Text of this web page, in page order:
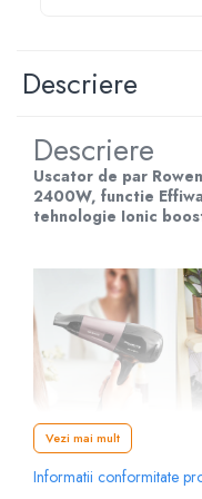
Descriere
Descriere
Uscator de par
2400W, functie
tehnologie Ionic
Vezi mai mult
Informatii conformitate